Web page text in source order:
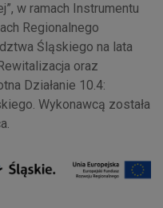
w ramach Instrumentu
Regionalnego
Śląskiego na lata
oraz
Działanie 10.4:
Wykonawcą została